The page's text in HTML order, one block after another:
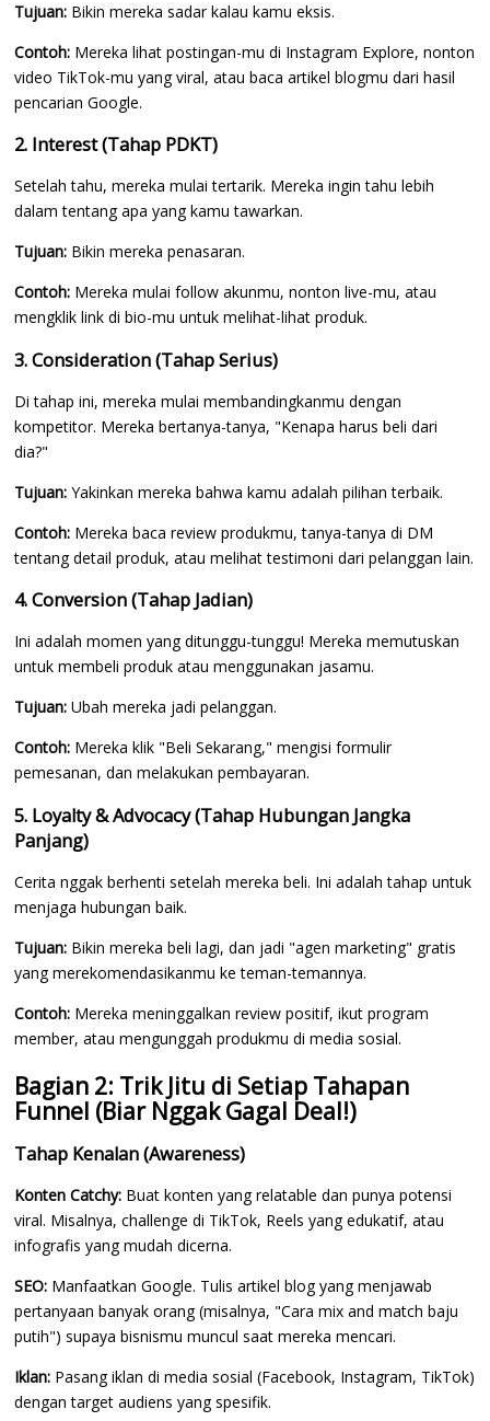
Tujuan: Bikin mereka sadar kalau kamu eksis.
Contoh: Mereka lihat postingan-mu di Instagram Explore, nonton
video TikTok-mu yang viral, atau baca artikel blogmu dari hasil
pencarian Google.
2. Interest (Tahap PDKT)
Setelah tahu, mereka mulai tertarik. Mereka ingin tahu lebih
dalam tentang apa yang kamu tawarkan.
Tujuan: Bikin mereka penasaran.
Contoh: Mereka mulai follow akunmu, nonton live-mu, atau
mengklik link di bio-mu untuk melihat-lihat produk.
3. Consideration (Tahap Serius)
Di tahap ini, mereka mulai membandingkanmu dengan
kompetitor. Mereka bertanya-tanya, "Kenapa harus beli dari
dia?"
Tujuan: Yakinkan mereka bahwa kamu adalah pilihan terbaik.
Contoh: Mereka baca review produkmu, tanya-tanya di DM
tentang detail produk, atau melihat testimoni dari pelanggan lain.
4. Conversion (Tahap Jadian)
Ini adalah momen yang ditunggu-tunggu! Mereka memutuskan
untuk membeli produk atau menggunakan jasamu.
Tujuan: Ubah mereka jadi pelanggan.
Contoh: Mereka klik "Beli Sekarang," mengisi formulir
pemesanan, dan melakukan pembayaran.
5. Loyalty & Advocacy (Tahap Hubungan Jangka
Panjang)
Cerita nggak berhenti setelah mereka beli. Ini adalah tahap untuk
menjaga hubungan baik.
Tujuan: Bikin mereka beli lagi, dan jadi "agen marketing" gratis
yang merekomendasikanmu ke teman-temannya.
Contoh: Mereka meninggalkan review positif, ikut program
member, atau mengunggah produkmu di media sosial.
Bagian 2: Trik Jitu di Setiap Tahapan
Funnel (Biar Nggak Gagal Deal!)
Tahap Kenalan (Awareness)
Konten Catchy: Buat konten yang relatable dan punya potensi
viral. Misalnya, challenge di TikTok, Reels yang edukatif, atau
infografis yang mudah dicerna.
SEO: Manfaatkan Google. Tulis artikel blog yang menjawab
pertanyaan banyak orang (misalnya, "Cara mix and match baju
putih") supaya bisnismu muncul saat mereka mencari.
Iklan: Pasang iklan di media sosial (Facebook, Instagram, TikTok)
dengan target audiens yang spesifik.